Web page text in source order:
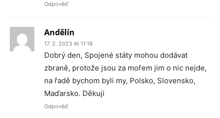
Odpověď
Andělín
17. 2. 2023 At 11:18
Dobrý den, Spojené státy mohou dodávat
zbraně, protože jsou za mořem jim o nic nejde,
na řadě bychom byli my, Polsko, Slovensko,
Maďarsko. Děkuji
Odpověď